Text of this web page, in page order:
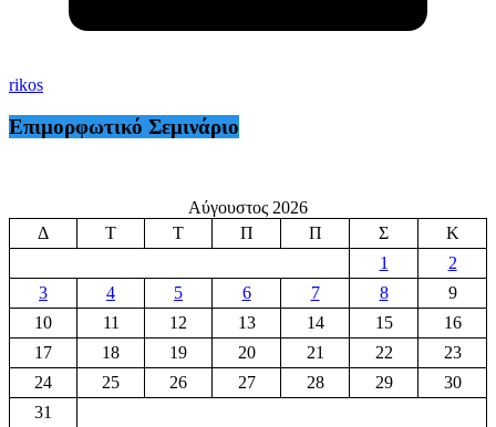
rikos
Επιμορφωτικό Σεμινάριο
Αύγουστος 2026
Δ
Τ Τ Π Π Σ
Κ
1
2
3
4 5 6 7 8
9
10
11 12 13 14 15
16
17
18 19 20 21 22
23
24
25 26 27 28 29
30
31